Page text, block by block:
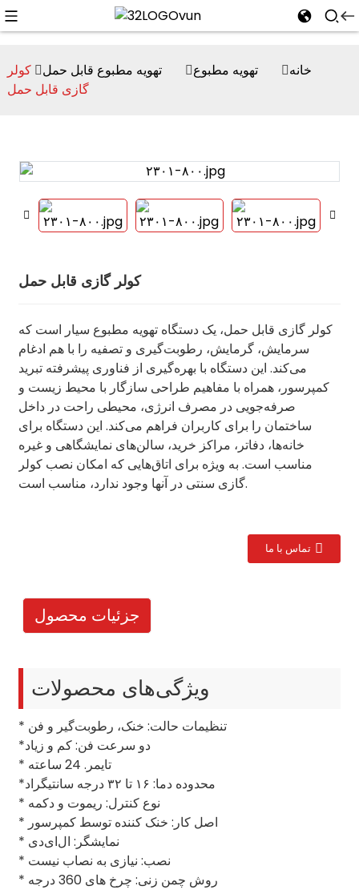
خانه تهویه مطبوع تهویه مطبوع قابل حمل
کولر
گازی قابل حمل
کولر گازی قابل حمل
کولر گازی قابل حمل، یک دستگاه تهویه مطبوع سیار است که
سرمایش، گرمایش، رطوبت‌گیری و تصفیه را با هم ادغام
می‌کند. این دستگاه با بهره‌گیری از فناوری پیشرفته تبرید
کمپرسور، همراه با مفاهیم طراحی سازگار با محیط زیست و
صرفه‌جویی در مصرف انرژی، محیطی راحت در داخل
ساختمان را برای کاربران فراهم می‌کند. این دستگاه برای
خانه‌ها، دفاتر، مراکز خرید، سالن‌های نمایشگاهی و غیره
مناسب است. به ویژه برای اتاق‌هایی که امکان نصب کولر
گازی سنتی در آنها وجود ندارد، مناسب است.
تماس با ما
جزئیات محصول
ویژگی‌های محصولات
* تنظیمات حالت: خنک، رطوبت‌گیر و فن
*دو سرعت فن: کم و زیاد
* تایمر. 24 ساعته
*محدوده دما: ۱۶ تا ۳۲ درجه سانتیگراد
* نوع کنترل: ریموت و دکمه
* اصل کار: خنک کننده توسط کمپرسور
* نمایشگر: ال‌ای‌دی
* نصب: نیازی به نصاب نیست
* روش چمن زنی: چرخ های 360 درجه